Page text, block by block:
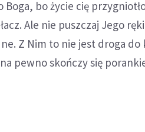
Boga, bo życie cię
Ale nie puszczaj Jego
Z Nim to nie jest droga do
pewno skończy się